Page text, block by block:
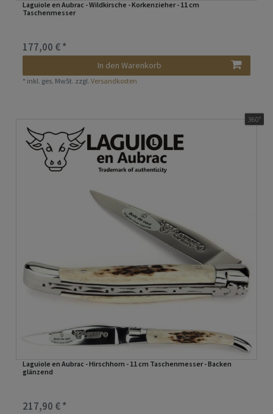
Laguiole en Aubrac - Wildkirsche - Korkenzieher - 11 cm
Taschenmesser
177,00 € *
In den Warenkorb
* inkl. ges. MwSt. zzgl.Versandkosten
Laguiole en Aubrac - Hirschhorn - 11 cm Taschenmesser - Backen
glänzend
217,90 € *
360°